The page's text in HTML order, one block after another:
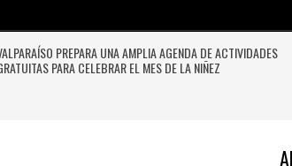
02
CORPORACIÓN YO MUJER ABRE
CORRIDA POR LA VIDA Y ENFATIZA EN